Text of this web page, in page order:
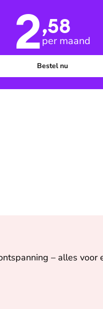
2,58
per maand
Bestel nu
– alles voor